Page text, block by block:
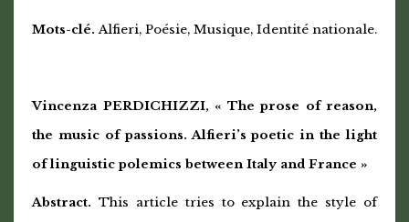
Mots-clé.Alfieri, Poésie, Musique, Identité nationale.
Vincenza PERDICHIZZI, « The prose of reason,
the music of passions. Alfieri’s poetic in the light
of linguistic polemics between Italy and France »
Abstract. This article tries to explain the style of